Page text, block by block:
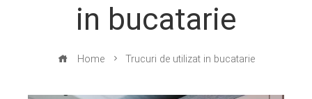
in bucatarie
Home Trucuri de utilizat in bucatarie